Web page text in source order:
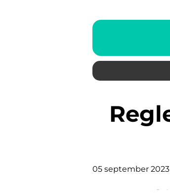
Regler curling – en grundlig
05 september 2023